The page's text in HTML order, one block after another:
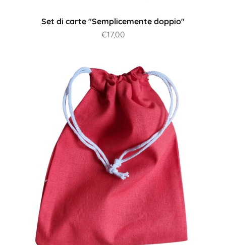
Set di carte "Semplicemente doppio"
Prezzo scontato
€17,00